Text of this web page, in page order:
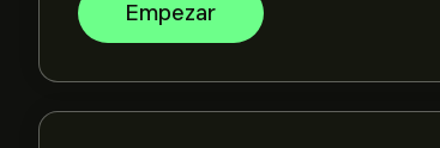
Empezar